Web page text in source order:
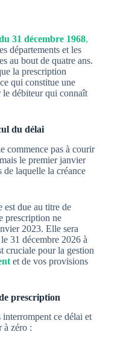
31 décembre 1968,
départements et les
au bout de quatre ans.
la prescription
qui constitue une
débiteur qui connaît
du délai
commence pas à courir
le premier janvier
de laquelle la créance
est due au titre de
prescription ne
2023. Elle sera
31 décembre 2026 à
cruciale pour la gestion
et de vos provisions
prescription
ce délai et
à zéro :